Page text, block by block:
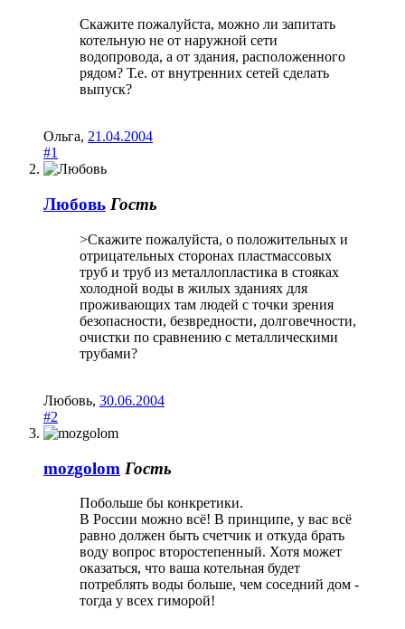
Скажите пожалуйста, можно ли запитать
котельную не от наружной сети
водопровода, а от здания, расположенного
рядом? Т.е. от внутренних сетей сделать
выпуск?
Ольга, 21.04.2004
#1
Любовь Гость
>Скажите пожалуйста, о положительных и
отрицательных сторонах пластмассовых
труб и труб из металлопластика в стояках
холодной воды в жилых зданиях для
проживающих там людей с точки зрения
безопасности, безвредности, долговечности,
очистки по сравнению с металлическими
трубами?
Любовь, 30.06.2004
#2
mozgolom Гость
Побольше бы конкретики.
В России можно всё! В принципе, у вас всё
равно должен быть счетчик и откуда брать
воду вопрос второстепенный. Хотя может
оказаться, что ваша котельная будет
потреблять воды больше, чем соседний дом -
тогда у всех гиморой!